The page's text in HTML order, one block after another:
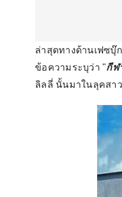
ล่าสุดทางด้านเฟซบุ๊ก
ข้อความระบุว่า "กีฬ
ลิลลี่ นั้นมาในลุคสา